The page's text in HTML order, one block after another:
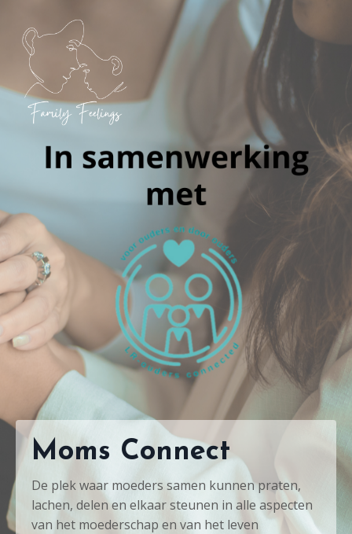
Moms Connect
De plek waar moeders samen kunnen praten,
lachen, delen en elkaar steunen in alle aspecten
van het moederschap en van het leven